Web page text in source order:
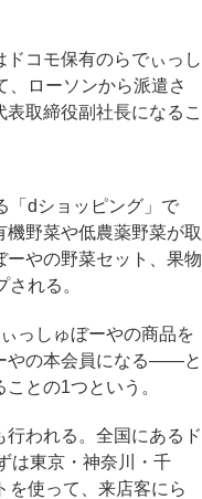
コモ保有のらでぃっし
、ローソンから派遣さ
取締役副社長になるこ
dショッピング」で
野菜や低農薬野菜が取
ーやの野菜セット、果物
れる。
っしゅぼーやの商品を
やの本会員になる――と
との1つという。
われる。全国にあるド
は東京・神奈川・千
を使って、来店客にら